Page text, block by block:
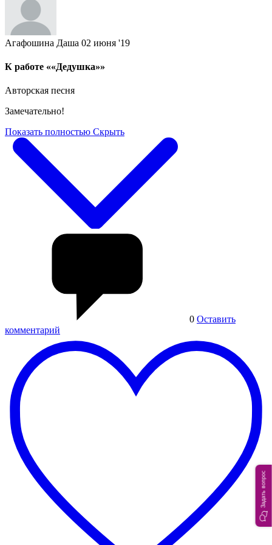
Агафошина Даша 02 июня '19
К работе ««Дедушка»»
Авторская песня
Замечательно!
Показать полностью Скрыть
0 Оставить
комментарий
Задать вопрос